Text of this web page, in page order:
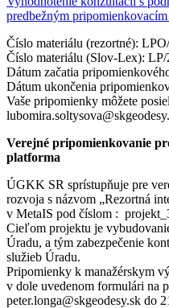
predbežným
Číslo materiálu (rezortné):
Číslo materiálu (Slov-Lex): LP/
Dátum začatia
Dátum ukončenia
Vaše pripomienky môžete
Verejné pripomienkovanie
platforma
ÚGKK SR sprístupňuje pre
rozvoja s názvom „Rezortná
v MetaIS pod číslom :
Cieľom projektu je
Úradu, a tým zabezpečenie
služieb Úradu.
Pripomienky k manažérskym
v dole uvedenom formulári na
peter.longa@skgeodesy.sk do